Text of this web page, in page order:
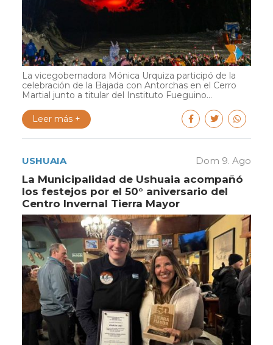
La vicegobernadora Mónica Urquiza participó de la
celebración de la Bajada con Antorchas en el Cerro
Martial junto a titular del Instituto Fueguino...
Leer más +
USHUAIA Dom 9. Ago
La Municipalidad de Ushuaia acompañó
los festejos por el 50° aniversario del
Centro Invernal Tierra Mayor